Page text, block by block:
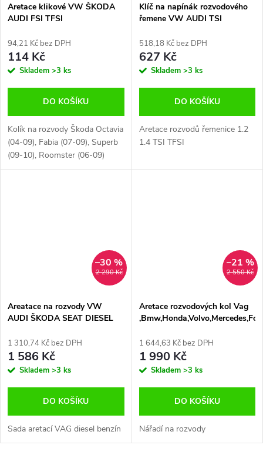
Aretace klikové VW ŠKODA
AUDI FSI TFSI
94,21 Kč bez DPH
114 Kč
Skladem >3 ks
DO KOŠÍKU
Kolík na rozvody Škoda Octavia
(04-09), Fabia (07-09), Superb
(09-10), Roomster (06-09)
Klíč na napínák rozvodového
řemene VW AUDI TSI
518,18 Kč bez DPH
627 Kč
Skladem >3 ks
DO KOŠÍKU
Aretace rozvodů řemenice 1.2
1.4 TSI TFSI
2 290 Kč
–30 %
Areatace na rozvody VW
AUDI ŠKODA SEAT DIESEL
1 310,74 Kč bez DPH
1 586 Kč
Skladem >3 ks
DO KOŠÍKU
Sada aretací VAG diesel benzín
2 550 Kč
–21 %
Aretace rozvodových kol Vag
1 644,63 Kč bez DPH
1 990 Kč
Skladem >3 ks
DO KOŠÍKU
Nářadí na rozvody